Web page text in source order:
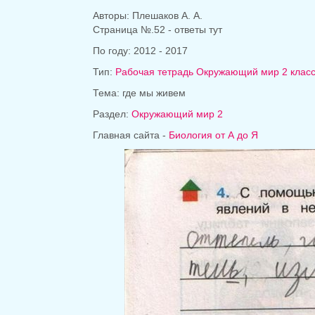
Авторы: Плешаков А. А.
Страница №.52 - ответы тут
По году: 2012 - 2017
Тип: Рабочая тетрадь Окружающий мир 2 класс
Тема: где мы живем
Раздел: Окружающий мир 2
Главная сайта - Биология от А до Я